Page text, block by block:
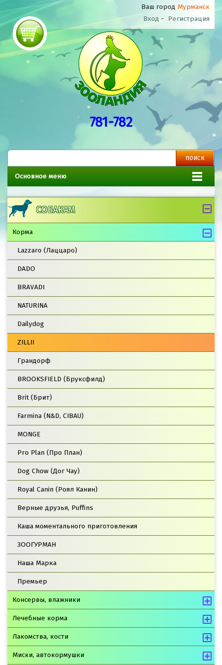
Ваш город Мурманск
Вход - Регистрация
781-782
Основное меню
СОБАКАМ
Корма
Lazzaro (Лаццаро)
DADO
BRAVADI
NATURINA
Dailydog
ZILLII
Грандорф
BROOKSFIELD (Бруксфилд)
Brit (Брит)
Farmina (N&D, CIBAU)
MONGE
Pro Plan (Про План)
Dog Chow (Дог Чау)
Royal Canin (Роял Канин)
Верные друзья, Puffins
Каша моментального приготовления
ЗООГУРМАН
Наша Марка
Премьер
Консервы, влажники
Лечебные корма
Лакомства, кости
Миски, автокормушки